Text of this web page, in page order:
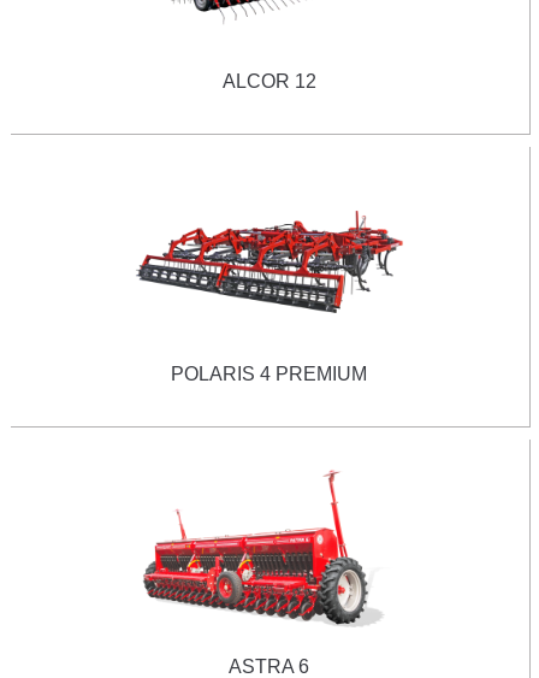
ALCOR 12
POLARIS 4 PREMIUM
ASTRA 6